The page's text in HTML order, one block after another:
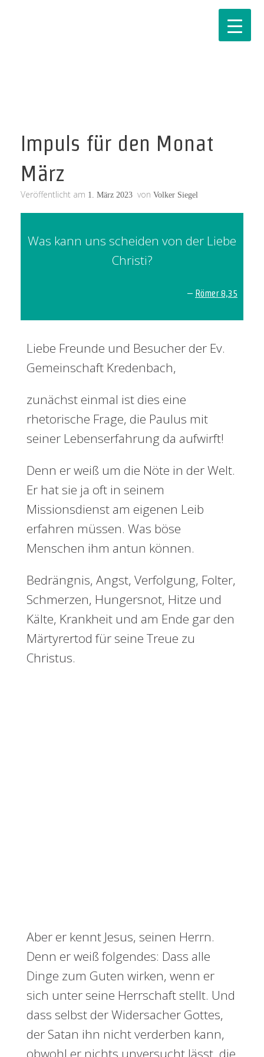
Impuls für den Monat
März
Veröffentlicht am 1. März 2023 von Volker Siegel
Was kann uns scheiden von der Liebe
Christi?
– Römer 8,35
Liebe Freunde und Besucher der Ev.
Gemeinschaft Kredenbach,
zunächst einmal ist dies eine
rhetorische Frage, die Paulus mit
seiner Lebenserfahrung da aufwirft!
Denn er weiß um die Nöte in der Welt.
Er hat sie ja oft in seinem
Missionsdienst am eigenen Leib
erfahren müssen. Was böse
Menschen ihm antun können.
Bedrängnis, Angst, Verfolgung, Folter,
Schmerzen, Hungersnot, Hitze und
Kälte, Krankheit und am Ende gar den
Märtyrertod für seine Treue zu
Christus.
Aber er kennt Jesus, seinen Herrn.
Denn er weiß folgendes: Dass alle
Dinge zum Guten wirken, wenn er
sich unter seine Herrschaft stellt. Und
dass selbst der Widersacher Gottes,
der Satan ihn nicht verderben kann,
obwohl er nichts unversucht lässt, die